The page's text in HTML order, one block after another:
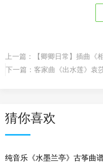
上一篇：
【卿卿日常】插曲《
下一篇： 客家曲《出水莲》袁
猜你喜欢
纯音乐《水墨兰亭》古筝曲